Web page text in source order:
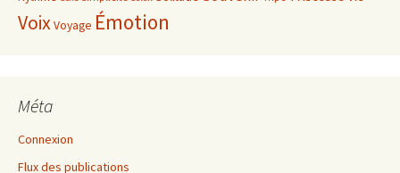
VoixVoyage Émotion
Méta
Connexion
Flux des publications